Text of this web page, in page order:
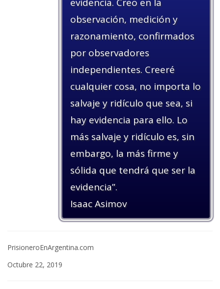
evidencia. Creo en la
observación, medición y
razonamiento, confirmados
por observadores
independientes. Creeré
cualquier cosa, no importa lo
salvaje y ridículo que sea, si
hay evidencia para ello. Lo
más salvaje y ridículo es, sin
embargo, la más firme y
sólida que tendrá que ser la
evidencia”.
Isaac Asimov
PrisioneroEnArgentina.com
Octubre 22, 2019